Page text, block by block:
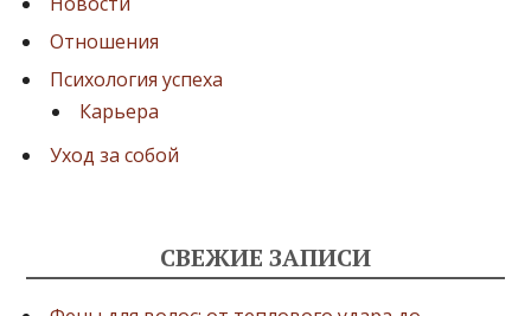
Отношения
Психология успеха
Карьера
Уход за собой
СВЕЖИЕ ЗАПИСИ